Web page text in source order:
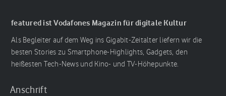
featured ist Vodafones Magazin für digitale Kultur
Als Begleiter auf dem Weg ins Gigabit-Zeitalter liefern wir die
besten Stories zu Smartphone-Highlights, Gadgets, den
heißesten Tech-News und Kino- und TV-Höhepunkte.
Anschrift